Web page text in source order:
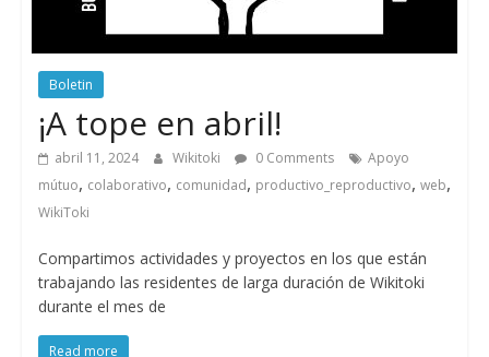
Boletin
¡A tope en abril!
abril 11, 2024 Wikitoki 0 Comments
Apoyo
mútuo, colaborativo, comunidad, productivo_reproductivo, web,
WikiToki
Compartimos actividades y proyectos en los que están
trabajando las residentes de larga duración de Wikitoki
durante el mes de
Read more